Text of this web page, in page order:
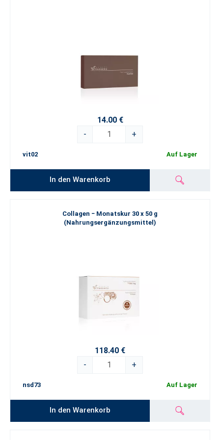
14.00 €
-
+
vit02 Auf Lager
In den Warenkorb
Collagen − Monatskur 30 x 50 g
(Nahrungsergänzungsmittel)
118.40 €
-
+
nsd73 Auf Lager
In den Warenkorb